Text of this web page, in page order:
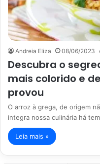
Andreia Eliza 08/06/2023
Descubra o
mais colorido e
provou
O arroz à grega, de origem
integra nossa culinária há
Leia mais »